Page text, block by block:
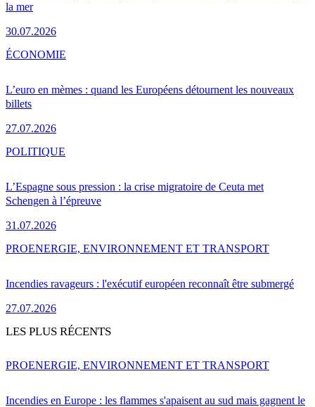
la mer
30.07.2026
L’euro en mèmes : quand les Européens détournent les nouveaux
billets
27.07.2026
ÉCONOMIE
L’Espagne sous pression : la crise migratoire de Ceuta met
Schengen à l’épreuve
31.07.2026
POLITIQUE
Incendies ravageurs : l'exécutif européen reconnaît être submergé
27.07.2026
PROENERGIE, ENVIRONNEMENT ET TRANSPORT
LES PLUS RÉCENTS
Incendies en Europe : les flammes s'apaisent au sud mais gagnent le
PROENERGIE, ENVIRONNEMENT ET TRANSPORT